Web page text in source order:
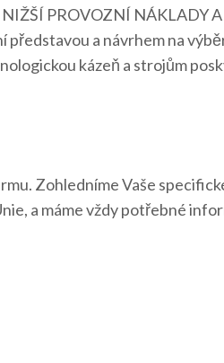
PROVOZNÍ NÁKLADY
představou a návrhem na
kázeň a strojům
Zohledníme Vaše
a máme vždy potřebné